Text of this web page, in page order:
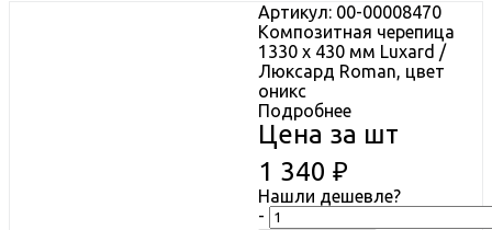
Артикул: 00-00008470
Композитная черепица
1330 x 430 мм Luxard /
Люксард Roman, цвет
оникс
Подробнее
Цена за шт
1 340 ₽
Нашли дешевле?
-